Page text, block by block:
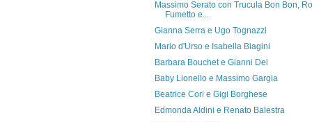
Massimo Serato con Trucula Bon Bon,
Fumetto e...
Gianna Serra e Ugo Tognazzi
Mario d'Urso e Isabella Biagini
Barbara Bouchet e Gianni Dei
Baby Lionello e Massimo Gargia
Beatrice Cori e Gigi Borghese
Edmonda Aldini e Renato Balestra